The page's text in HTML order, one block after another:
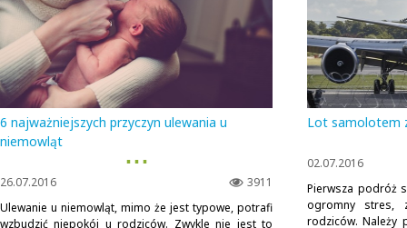
6 najważniejszych przyczyn ulewania u
niemowląt
▪ ▪ ▪
3911
26.07.2016
Ulewanie u niemowląt, mimo że jest typowe, potrafi
wzbudzić niepokój u rodziców. Zwykle nie jest to
Lot samolotem
02.07.2016
Pierwsza podróż
ogromny stres,
rodziców. Należy